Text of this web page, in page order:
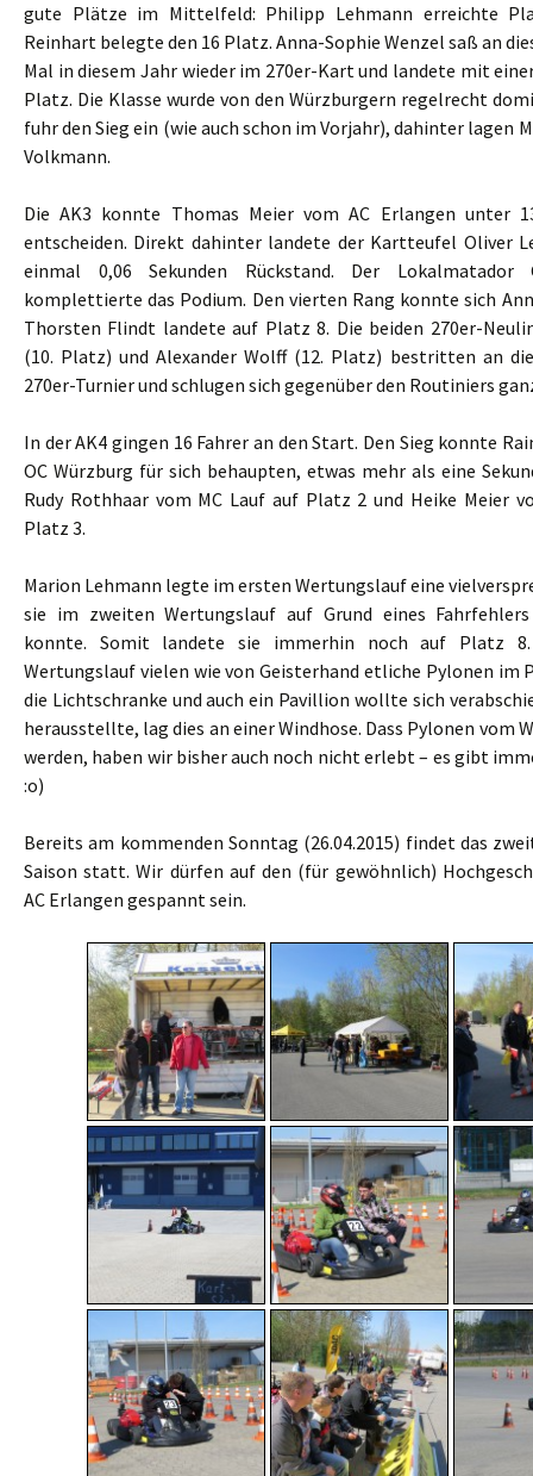
gute Plätze im Mittelfeld: Philipp Lehmann erreichte
Reinhart belegte den 16 Platz. Anna-Sophie Wenzel saß an
Mal in diesem Jahr wieder im 270er-Kart und landete mit
Platz. Die Klasse wurde von den Würzburgern regelrecht
fuhr den Sieg ein (wie auch schon im Vorjahr), dahinter lagen
Volkmann.
Die AK3 konnte Thomas Meier vom AC Erlangen unter
entscheiden. Direkt dahinter landete der Kartteufel Oliver
einmal 0,06 Sekunden Rückstand. Der Lokalmatador
komplettierte das Podium. Den vierten Rang konnte sich
Thorsten Flindt landete auf Platz 8. Die beiden 270er-
(10. Platz) und Alexander Wolff (12. Platz) bestritten an
270er-Turnier und schlugen sich gegenüber den Routiniers
In der AK4 gingen 16 Fahrer an den Start. Den Sieg konnte
OC Würzburg für sich behaupten, etwas mehr als eine
Rudy Rothhaar vom MC Lauf auf Platz 2 und Heike Meier
Platz 3.
Marion Lehmann legte im ersten Wertungslauf eine
sie im zweiten Wertungslauf auf Grund eines
konnte. Somit landete sie immerhin noch auf Platz
Wertungslauf vielen wie von Geisterhand etliche Pylonen im
die Lichtschranke und auch ein Pavillion wollte sich
herausstellte, lag dies an einer Windhose. Dass Pylonen vom
werden, haben wir bisher auch noch nicht erlebt – es gibt
:o)
Bereits am kommenden Sonntag (26.04.2015) findet das
Saison statt. Wir dürfen auf den (für gewöhnlich)
AC Erlangen gespannt sein.